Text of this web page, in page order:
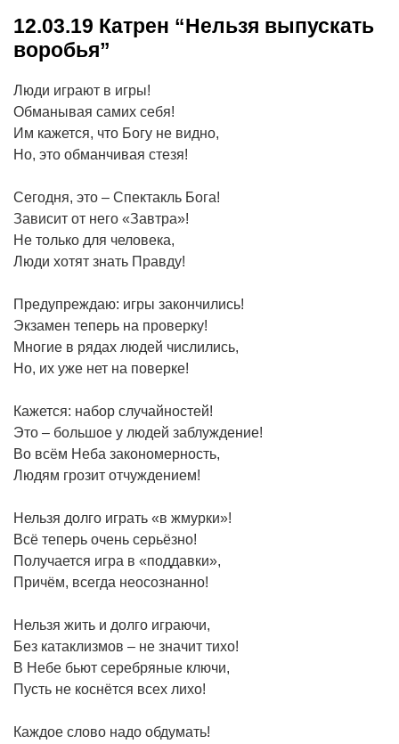
12.03.19 Катрен “Нельзя выпускать
воробья”
Люди играют в игры!
Обманывая самих себя!
Им кажется, что Богу не видно,
Но, это обманчивая стезя!
Сегодня, это – Спектакль Бога!
Зависит от него «Завтра»!
Не только для человека,
Люди хотят знать Правду!
Предупреждаю: игры закончились!
Экзамен теперь на проверку!
Многие в рядах людей числились,
Но, их уже нет на поверке!
Кажется: набор случайностей!
Это – большое у людей заблуждение!
Во всём Неба закономерность,
Людям грозит отчуждением!
Нельзя долго играть «в жмурки»!
Всё теперь очень серьёзно!
Получается игра в «поддавки»,
Причём, всегда неосознанно!
Нельзя жить и долго играючи,
Без катаклизмов – не значит тихо!
В Небе бьют серебряные ключи,
Пусть не коснётся всех лихо!
Каждое слово надо обдумать!